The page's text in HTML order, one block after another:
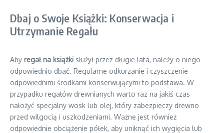
Dbaj o Swoje Książki: Konserwacja i
Utrzymanie Regału
Aby regał na książki służył przez długie lata, należy o niego
odpowiednio dbać. Regularne odkurzanie i czyszczenie
odpowiednimi środkami konserwującymi to podstawa. W
przypadku regałów drewnianych warto raz na jakiś czas
nałożyć specjalny wosk lub olej, który zabezpieczy drewno
przed wilgocią i uszkodzeniami. Ważne jest również
odpowiednie obciążenie półek, aby uniknąć ich wygięcia lub